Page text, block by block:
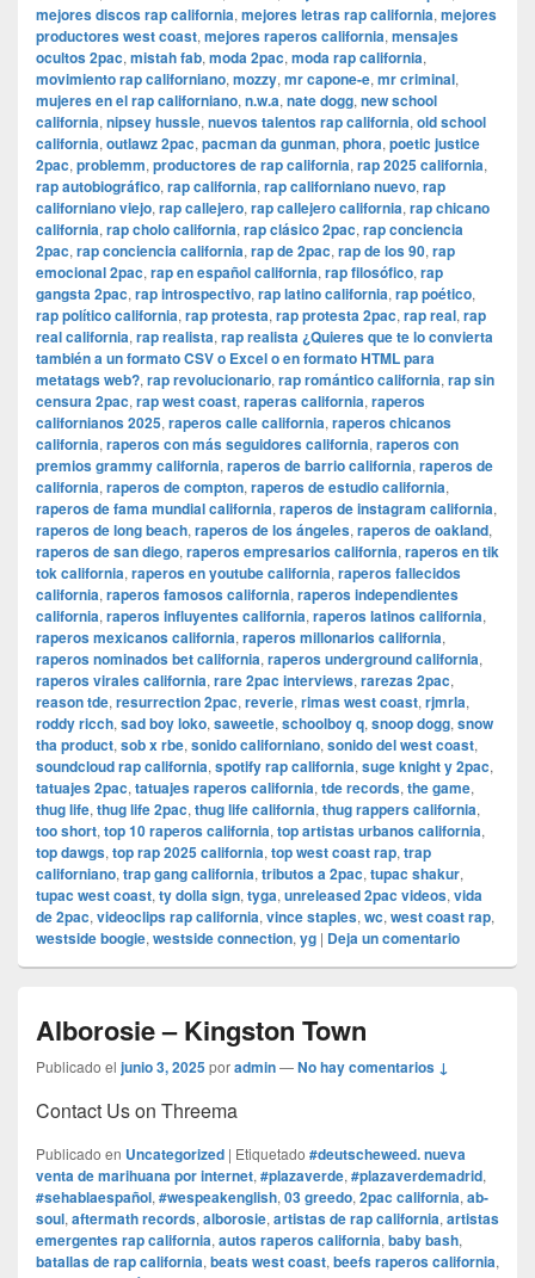
mejores discos rap california, mejores letras rap california, mejores
productores west coast, mejores raperos california, mensajes
ocultos 2pac, mistah fab, moda 2pac, moda rap california,
movimiento rap californiano, mozzy, mr capone-e, mr criminal,
mujeres en el rap californiano, n.w.a, nate dogg, new school
california, nipsey hussle, nuevos talentos rap california, old school
california, outlawz 2pac, pacman da gunman, phora, poetic justice
2pac, problemm, productores de rap california, rap 2025 california,
rap autobiográfico, rap california, rap californiano nuevo, rap
californiano viejo, rap callejero, rap callejero california, rap chicano
california, rap cholo california, rap clásico 2pac, rap conciencia
2pac, rap conciencia california, rap de 2pac, rap de los 90, rap
emocional 2pac, rap en español california, rap filosófico, rap
gangsta 2pac, rap introspectivo, rap latino california, rap poético,
rap político california, rap protesta, rap protesta 2pac, rap real, rap
real california, rap realista, rap realista ¿Quieres que te lo convierta
también a un formato CSV o Excel o en formato HTML para
metatags web?, rap revolucionario, rap romántico california, rap sin
censura 2pac, rap west coast, raperas california, raperos
californianos 2025, raperos calle california, raperos chicanos
california, raperos con más seguidores california, raperos con
premios grammy california, raperos de barrio california, raperos de
california, raperos de compton, raperos de estudio california,
raperos de fama mundial california, raperos de instagram california,
raperos de long beach, raperos de los ángeles, raperos de oakland,
raperos de san diego, raperos empresarios california, raperos en tik
tok california, raperos en youtube california, raperos fallecidos
california, raperos famosos california, raperos independientes
california, raperos influyentes california, raperos latinos california,
raperos mexicanos california, raperos millonarios california,
raperos nominados bet california, raperos underground california,
raperos virales california, rare 2pac interviews, rarezas 2pac,
reason tde, resurrection 2pac, reverie, rimas west coast, rjmrla,
roddy ricch, sad boy loko, saweetie, schoolboy q, snoop dogg, snow
tha product, sob x rbe, sonido californiano, sonido del west coast,
soundcloud rap california, spotify rap california, suge knight y 2pac,
tatuajes 2pac, tatuajes raperos california, tde records, the game,
thug life, thug life 2pac, thug life california, thug rappers california,
too short, top 10 raperos california, top artistas urbanos california,
top dawgs, top rap 2025 california, top west coast rap, trap
californiano, trap gang california, tributos a 2pac, tupac shakur,
tupac west coast, ty dolla sign, tyga, unreleased 2pac videos, vida
de 2pac, videoclips rap california, vince staples, wc, west coast rap,
westside boogie, westside connection, yg | Deja un comentario
Alborosie – Kingston Town
Publicado el junio 3, 2025poradmin—No hay comentarios ↓
Contact Us on Threema
Publicado en Uncategorized | Etiquetado #deutscheweed. nueva
venta de marihuana por internet, #plazaverde, #plazaverdemadrid,
#sehablaespañol, #wespeakenglish, 03 greedo, 2pac california, ab-
soul, aftermath records, alborosie, artistas de rap california, artistas
emergentes rap california, autos raperos california, baby bash,
batallas de rap california, beats west coast, beefs raperos california,